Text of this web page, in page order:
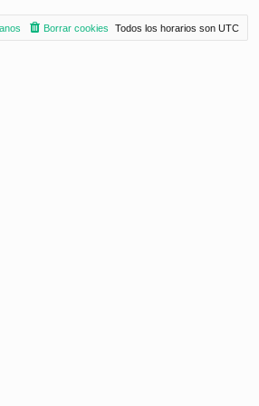
Todos los horarios son UTC
Borrar cookies